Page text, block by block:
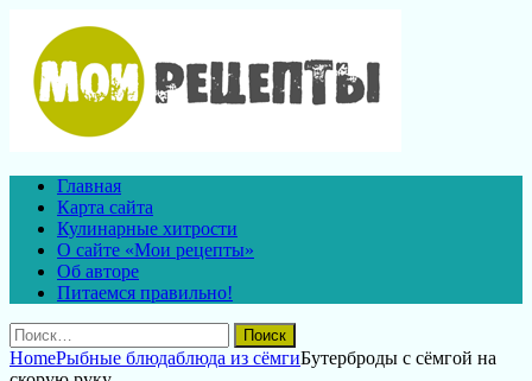
Главная
Карта сайта
Кулинарные хитрости
О сайте «Мои рецепты»
Об авторе
Питаемся правильно!
Найти:
HomeРыбные блюдаблюда из сёмгиБутерброды с сёмгой на